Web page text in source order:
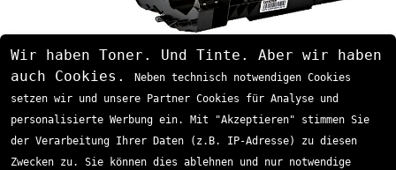
Druckqualität. Anzeichen für eine
abgenutzte Drum sind Streifen, Flecken oder
eine insgesamt schwächere Druckqualität
trotz ausreichend Toner.
Wir haben Toner. Und Tinte. Aber wir haben
auch Cookies.
Neben technisch notwendigen Cookies
setzen wir und unsere Partner Cookies für Analyse und
personalisierte Werbung ein. Mit "Akzeptieren" stimmen Sie
der Verarbeitung Ihrer Daten (z.B. IP-Adresse) zu diesen
Zwecken zu. Sie können dies ablehnen und nur notwendige